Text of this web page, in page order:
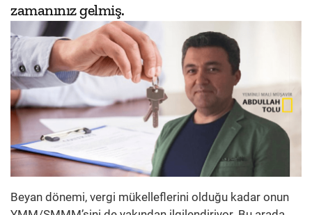
zamanınız gelmiş.
Beyan dönemi, vergi mükelleflerini olduğu kadar onun